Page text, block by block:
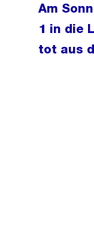
Am
1 in die
tot aus